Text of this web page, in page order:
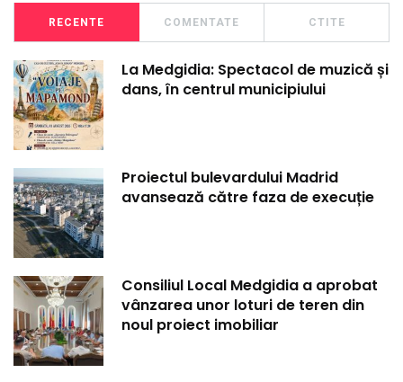
RECENTE COMENTATE CTITE
La Medgidia: Spectacol de muzică și
dans, în centrul municipiului
Proiectul bulevardului Madrid
avansează către faza de execuție
Consiliul Local Medgidia a aprobat
vânzarea unor loturi de teren din
noul proiect imobiliar